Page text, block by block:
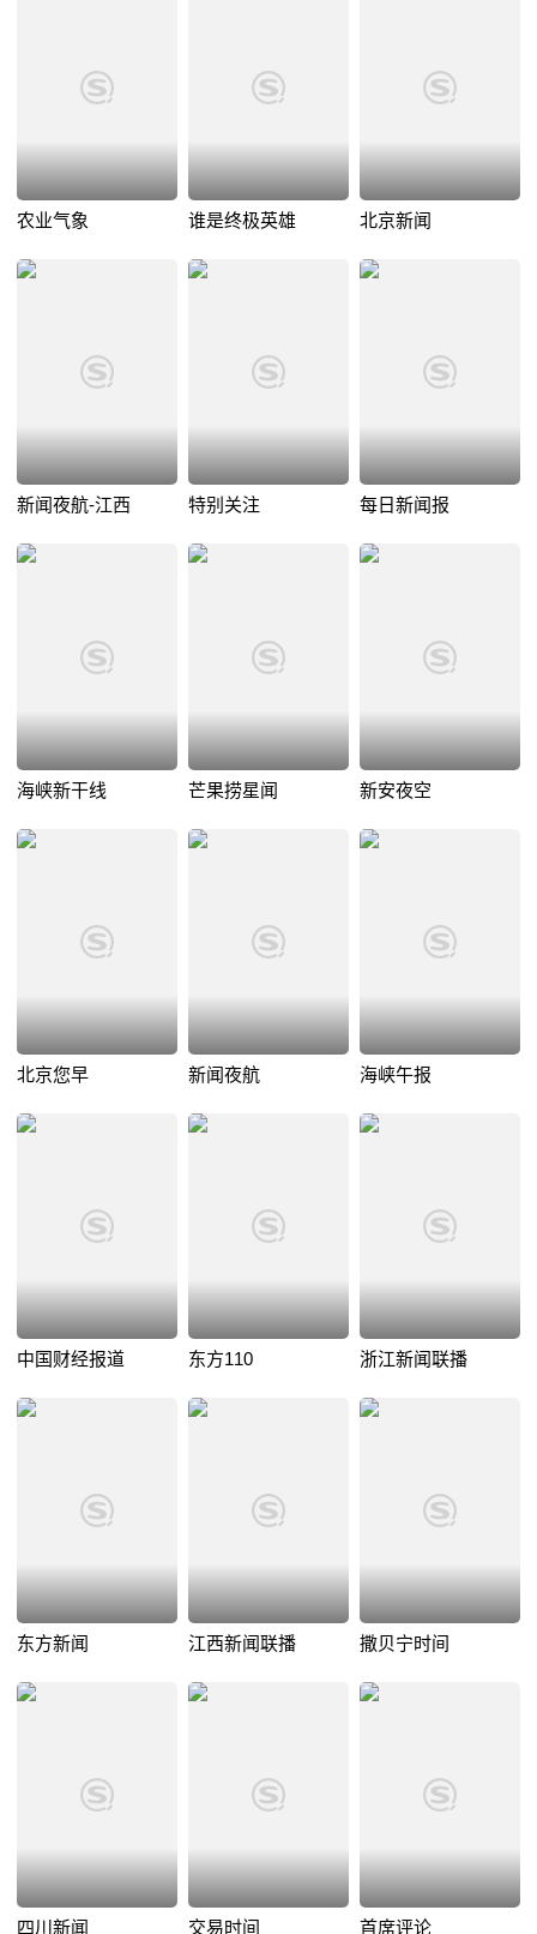
农业气象 谁是终极英雄 北京新闻
新闻夜航-江西 特别关注 每日新闻报
海峡新干线 芒果捞星闻 新安夜空
北京您早 新闻夜航 海峡午报
中国财经报道 东方110 浙江新闻联播
东方新闻 江西新闻联播 撒贝宁时间
四川新闻 交易时间 首席评论